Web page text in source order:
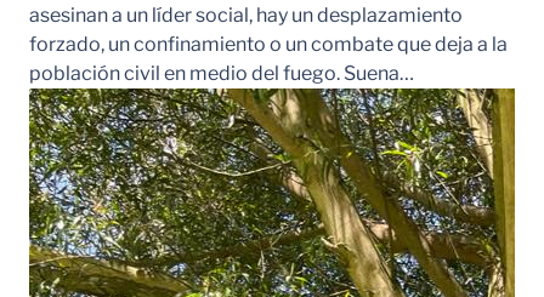
asesinan a un líder social, hay un desplazamiento
forzado, un confinamiento o un combate que deja a la
población civil en medio del fuego. Suena…